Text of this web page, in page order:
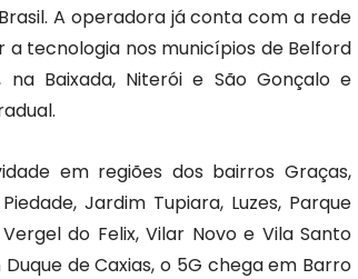
A operadora já conta com a rede
a tecnologia nos municípios de Belford
na Baixada, Niterói e São Gonçalo e
em regiões dos bairros Graças,
Jardim Tupiara, Luzes, Parque
do Felix, Vilar Novo e Vila Santo
de Caxias, o 5G chega em Barro